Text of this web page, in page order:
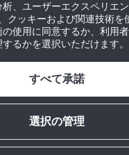
、ユーザーエクスペリエ
クッキーおよび関連技術を
使用に同意するか、利用
するかを選択いただけます。
選択の管理
すべて承諾